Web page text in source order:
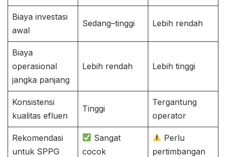
Biaya investasi
awal
Sedang–tinggi Lebih rendah
Biaya
operasional
jangka panjang
Lebih rendah Lebih tinggi
Konsistensi
kualitas efluen
Tinggi
Tergantung
operator
Rekomendasi
untuk SPPG
Sangat
cocok
Perlu
pertimbangan